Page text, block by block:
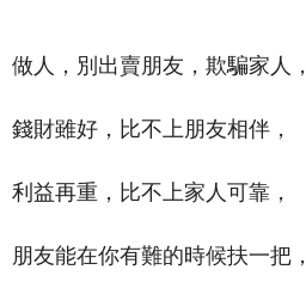
做人，別出賣朋友，欺騙家人，
錢財雖好，比不上朋友相伴，
利益再重，比不上家人可靠，
朋友能在你有難的時候扶一把，